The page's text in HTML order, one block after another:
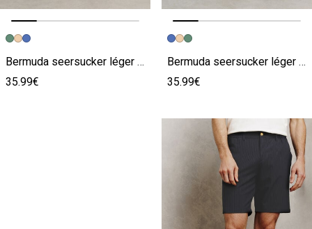
Image précédente
Image suivante
Bermuda seersucker léger coton majoritaire rayé
35.99€
Image précédente
Image suivante
Bermuda seersucker léger coton majoritaire rayé
35.99€